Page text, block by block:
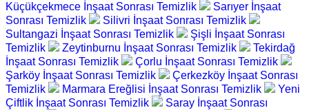
Küçükçekmece İnşaat Sonrası Temizlik
Sarıyer İnşaat
Sonrası Temizlik
Silivri İnşaat Sonrası Temizlik
Sultangazi İnşaat Sonrası Temizlik
Şişli İnşaat Sonrası
Temizlik
Zeytinburnu İnşaat Sonrası Temizlik
Tekirdağ
İnşaat Sonrası Temizlik
Çorlu İnşaat Sonrası Temizlik
Şarköy İnşaat Sonrası Temizlik
Çerkezköy İnşaat Sonrası
Temizlik
Marmara Ereğlisi İnşaat Sonrası Temizlik
Yeni
Çiftlik İnşaat Sonrası Temizlik
Saray İnşaat Sonrası